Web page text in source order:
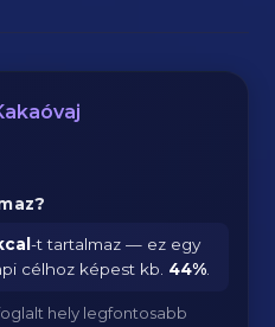
-t tartalmaz — ez egy
célhoz képest kb. 44%
hely legfontosabb